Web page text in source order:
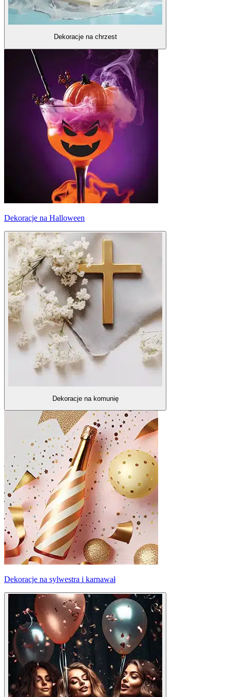
Dekoracje na chrzest
Dekoracje na Halloween
Dekoracje na komunię
Dekoracje na sylwestra i karnawał